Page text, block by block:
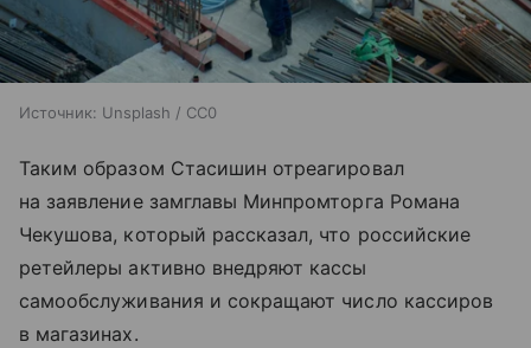
Источник: Unsplash / CC0
Таким образом Стасишин отреагировал
на заявление замглавы Минпромторга Романа
Чекушова, который рассказал, что российские
ретейлеры активно внедряют кассы
самообслуживания и сокращают число кассиров
в магазинах.